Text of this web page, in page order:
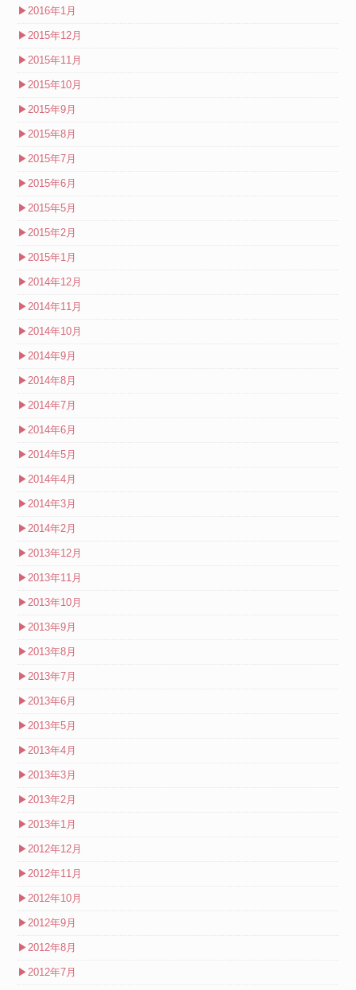
▶2016年1月
▶2015年12月
▶2015年11月
▶2015年10月
▶2015年9月
▶2015年8月
▶2015年7月
▶2015年6月
▶2015年5月
▶2015年2月
▶2015年1月
▶2014年12月
▶2014年11月
▶2014年10月
▶2014年9月
▶2014年8月
▶2014年7月
▶2014年6月
▶2014年5月
▶2014年4月
▶2014年3月
▶2014年2月
▶2013年12月
▶2013年11月
▶2013年10月
▶2013年9月
▶2013年8月
▶2013年7月
▶2013年6月
▶2013年5月
▶2013年4月
▶2013年3月
▶2013年2月
▶2013年1月
▶2012年12月
▶2012年11月
▶2012年10月
▶2012年9月
▶2012年8月
▶2012年7月